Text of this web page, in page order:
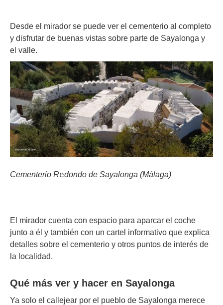
Desde el mirador se puede ver el cementerio al completo
y disfrutar de buenas vistas sobre parte de Sayalonga y
el valle.
Cementerio Redondo de Sayalonga (Málaga)
El mirador cuenta con espacio para aparcar el coche
junto a él y también con un cartel informativo que explica
detalles sobre el cementerio y otros puntos de interés de
la localidad.
Qué más ver y hacer en Sayalonga
Ya solo el callejear por el pueblo de Sayalonga merece